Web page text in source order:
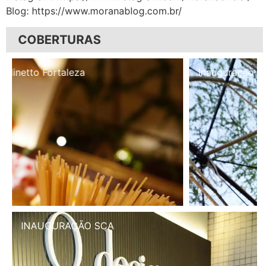
Blog: https://www.moranablog.com.br/
COBERTURAS
Inauguração Illa Café
INAUGURAÇÃO SCA